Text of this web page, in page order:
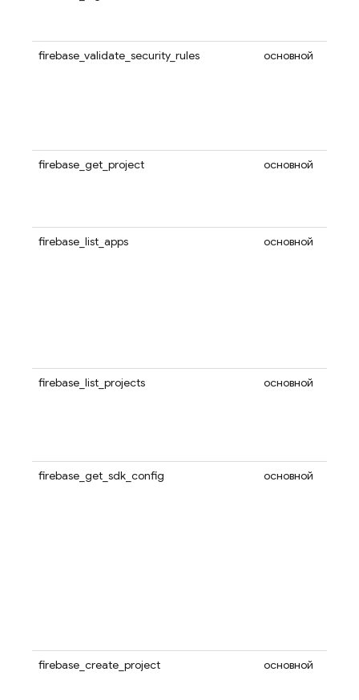
firebase_validate_security_rules основной
firebase_get_project основной
firebase_list_apps основной
firebase_list_projects основной
firebase_get_sdk_config основной
firebase_create_project основной